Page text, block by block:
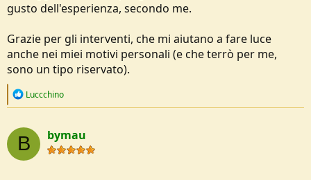
gusto dell'esperienza, secondo me.
Grazie per gli interventi, che mi aiutano a fare luce
anche nei miei motivi personali (e che terrò per me,
sono un tipo riservato).
R
c
t
i
o
Luccchino
B bymau